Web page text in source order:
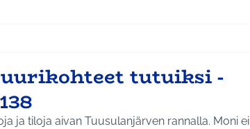
Tuusula
mukaan: Ympäristö
tutuiksi -
ja tiloja aivan Tuusulanjärven rannalla. Moni ei